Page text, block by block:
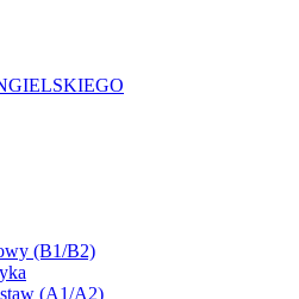
(B1/B2)
(A1/A2)